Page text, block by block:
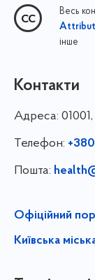
Весь
інше
Контакти
Адреса:
Телефон:
Пошта:
Офіційний
Київська